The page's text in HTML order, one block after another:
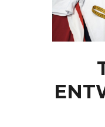
DEIN
ÜBER